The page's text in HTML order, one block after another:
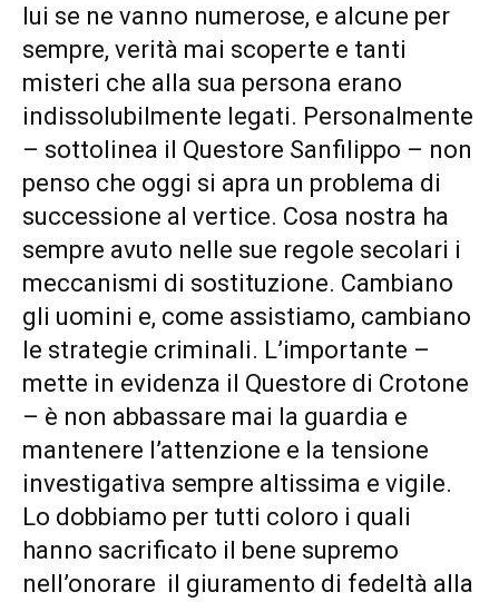
lui se ne vanno numerose, e alcune per
sempre, verità mai scoperte e tanti
misteri che alla sua persona erano
indissolubilmente legati. Personalmente
– sottolinea il Questore Sanfilippo – non
penso che oggi si apra un problema di
successione al vertice. Cosa nostra ha
sempre avuto nelle sue regole secolari i
meccanismi di sostituzione. Cambiano
gli uomini e, come assistiamo, cambiano
le strategie criminali. L’importante –
mette in evidenza il Questore di Crotone
– è non abbassare mai la guardia e
mantenere l’attenzione e la tensione
investigativa sempre altissima e vigile.
Lo dobbiamo per tutti coloro i quali
hanno sacrificato il bene supremo
nell’onorare il giuramento di fedeltà alla